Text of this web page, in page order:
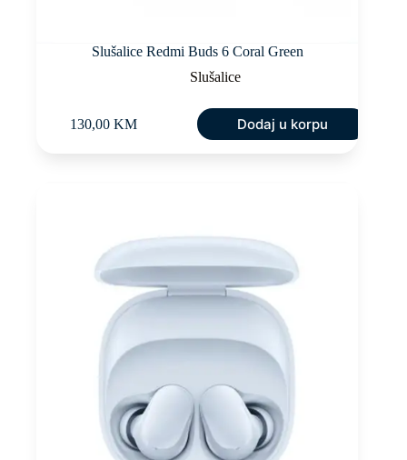
Slušalice Redmi Buds 6 Coral Green
Slušalice
130,00 KM Dodaj u korpu